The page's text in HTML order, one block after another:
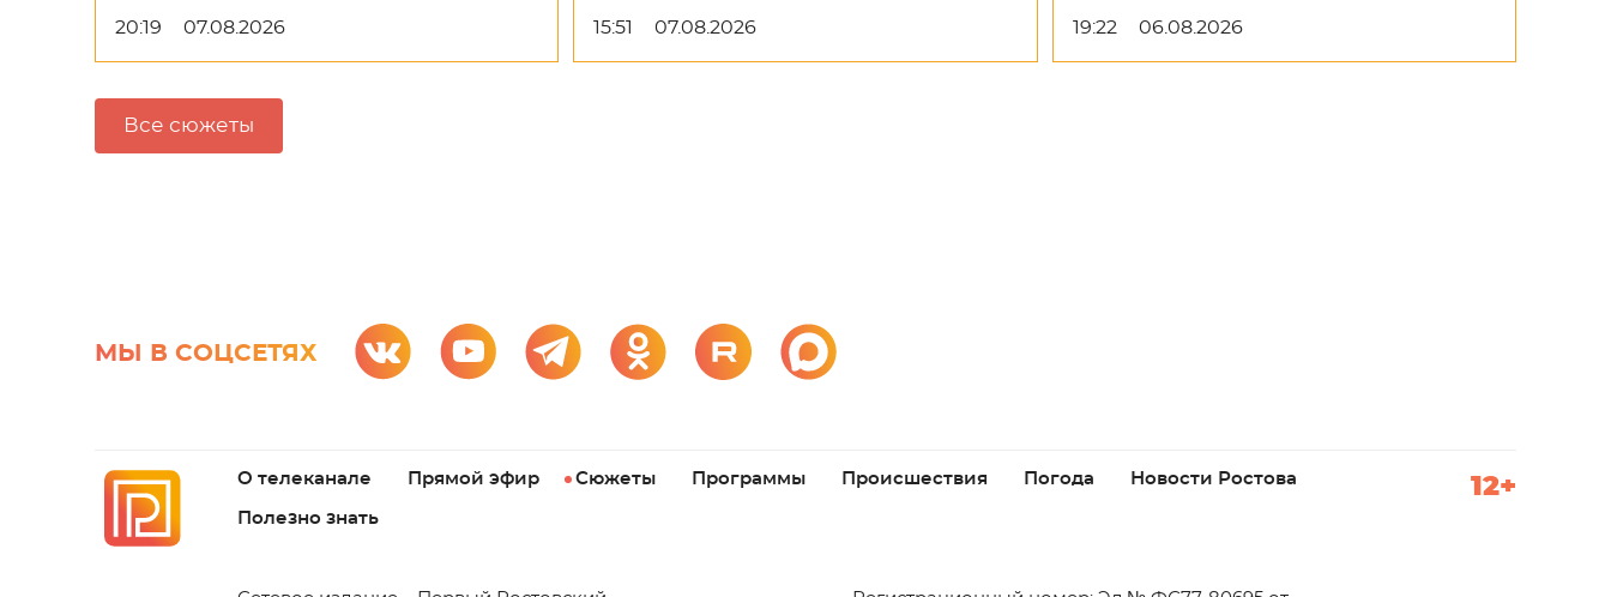
20:19 07.08.2026 15:51 07.08.2026 19:22 06.08.2026
Все сюжеты
МЫ В СОЦСЕТЯХ
О телеканале Прямой эфир Сюжеты Программы Происшествия Погода Новости Ростова
Полезно знать
12+